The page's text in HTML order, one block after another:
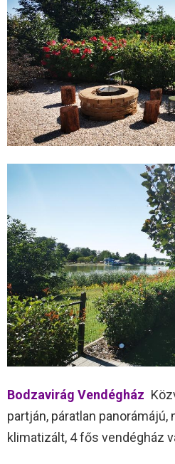
Bodzavirág Vendégház
partján, páratlan
klimatizált, 4 fős vendégház